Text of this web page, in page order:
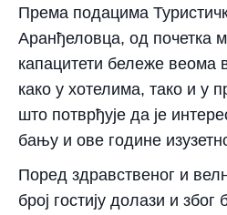
Према подацима
Аранђеловца, од почетка
капацитети бележе веома
како у хотелима, тако и у
што потврђује да је
бању и ове године
Поред здравственог и
број гостију долази и због